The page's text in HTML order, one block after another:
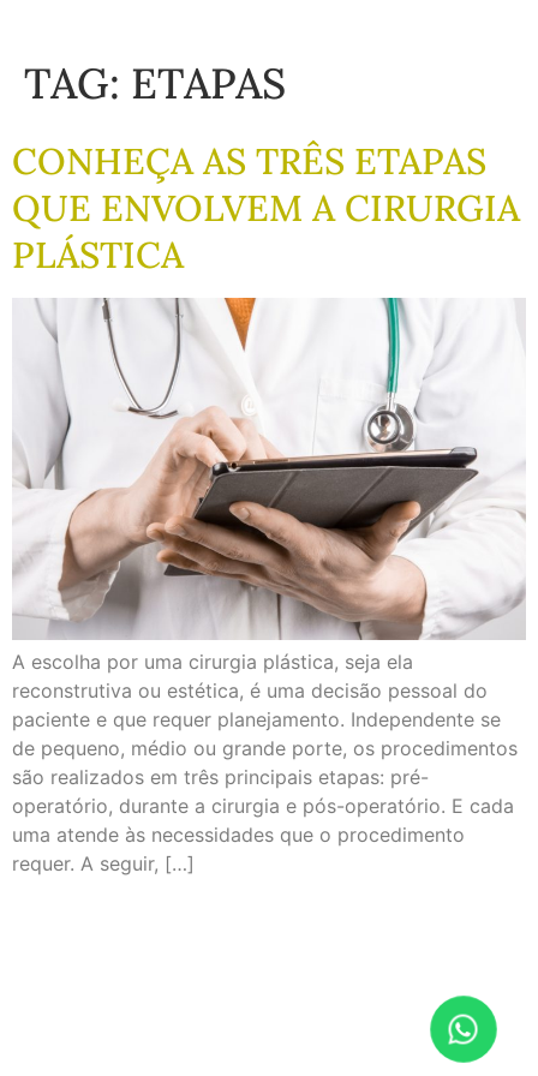
TAG: ETAPAS
CONHEÇA AS TRÊS ETAPAS
QUE ENVOLVEM A CIRURGIA
PLÁSTICA
A escolha por uma cirurgia plástica, seja ela
reconstrutiva ou estética, é uma decisão pessoal do
paciente e que requer planejamento. Independente se
de pequeno, médio ou grande porte, os procedimentos
são realizados em três principais etapas: pré-
operatório, durante a cirurgia e pós-operatório. E cada
uma atende às necessidades que o procedimento
requer. A seguir, […]